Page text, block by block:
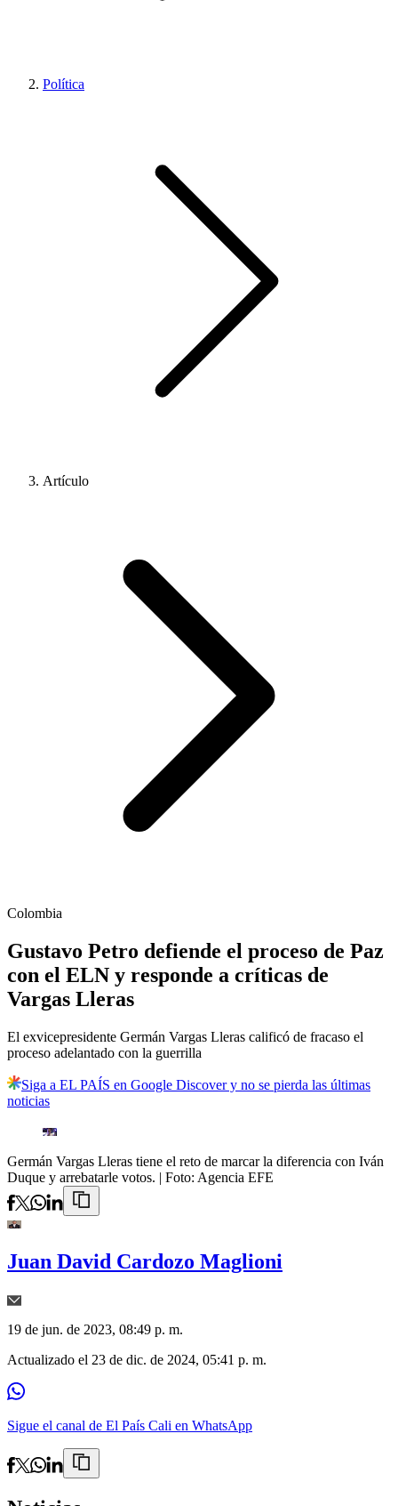
Política
Artículo
Colombia
Gustavo Petro defiende el proceso de Paz
con el ELN y responde a críticas de
Vargas Lleras
El exvicepresidente Germán Vargas Lleras calificó de fracaso el
proceso adelantado con la guerrilla
Siga a EL PAÍS en Google Discover y no se pierda las últimas
noticias
Germán Vargas Lleras tiene el reto de marcar la diferencia con Iván
Duque y arrebatarle votos. | Foto: Agencia EFE
Juan David Cardozo Maglioni
19 de jun. de 2023, 08:49 p. m.
Actualizado el 23 de dic. de 2024, 05:41 p. m.
Sigue el canal de El País Cali en WhatsApp